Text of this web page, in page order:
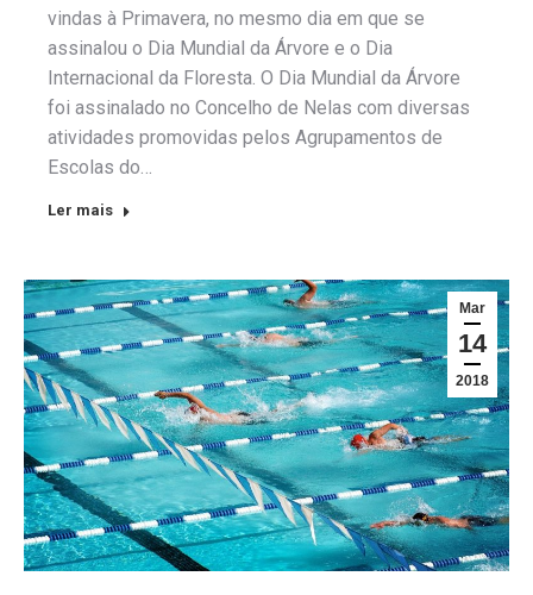
vindas à Primavera, no mesmo dia em que se
assinalou o Dia Mundial da Árvore e o Dia
Internacional da Floresta. O Dia Mundial da Árvore
foi assinalado no Concelho de Nelas com diversas
atividades promovidas pelos Agrupamentos de
Escolas do…
Ler mais
Mar
14
2018